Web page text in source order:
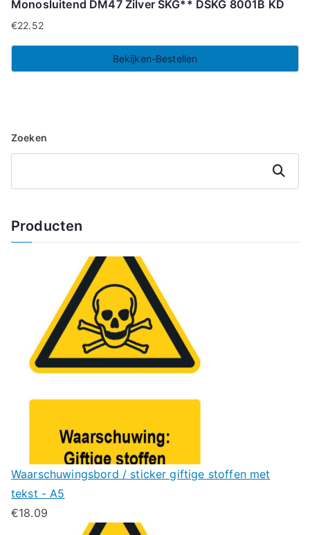
Monosluitend DM47 Zilver SKG** DSKG 8001B KD
€22.52
Bekijken-Bestellen
Zoeken
Zoeken
Producten
Waarschuwingsbord / sticker giftige stoffen met
tekst - A5
€18.09